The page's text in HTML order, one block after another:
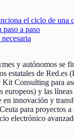
el ciclo de una
a paso
y autónomos se
estatales de Red.es
Consulting para
europeos) y las
en innovación y
para proyectos
electrónico